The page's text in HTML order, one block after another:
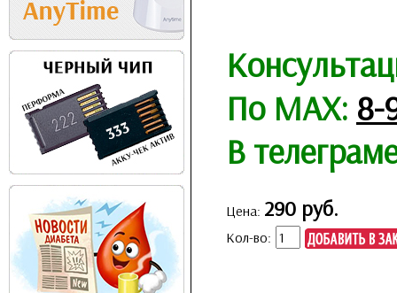
По MAX: 8-
В
Цена: 290 руб.
Кол-во: